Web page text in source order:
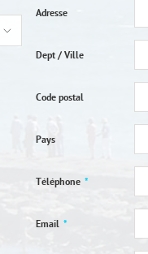
Adresse
Dept / Ville
Code postal
Pays
Téléphone *
Email *